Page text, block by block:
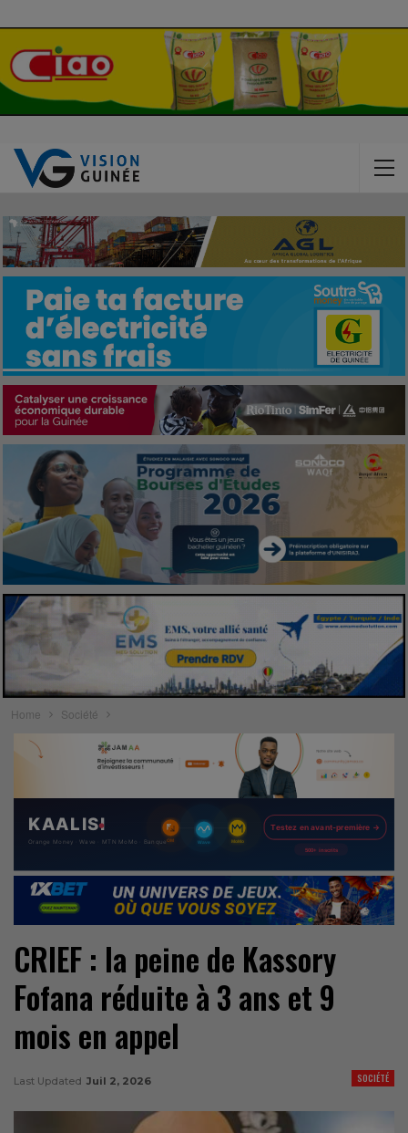
Home Société
CRIEF : la peine de Kassory
Fofana réduite à 3 ans et 9
mois en appel
SOCIÉTÉ
Last Updated Juil 2, 2026